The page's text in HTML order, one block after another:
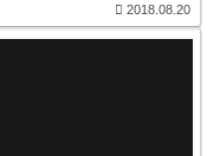
2018.08.20